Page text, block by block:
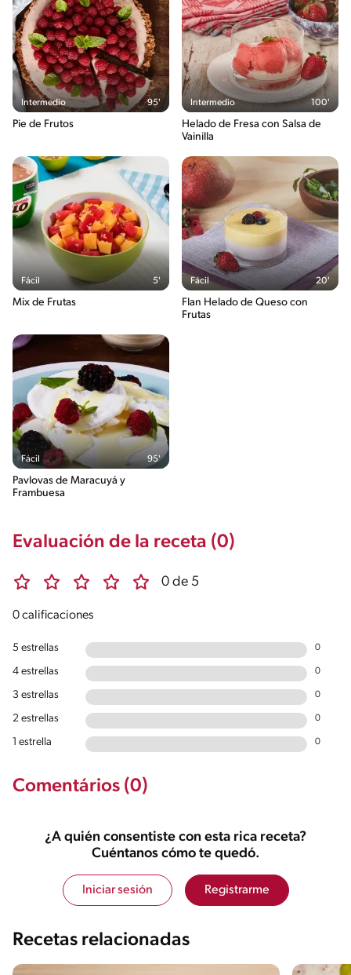
Intermedio 95'
Pie de Frutos
Intermedio 100'
Helado de Fresa con Salsa de
Vainilla
Fácil 5'
Mix de Frutas
Fácil 20'
Flan Helado de Queso con
Frutas
Fácil 95'
Pavlovas de Maracuyá y
Frambuesa
Evaluación de la receta (0)
0 de 5
0 calificaciones
5 estrellas 0
4 estrellas 0
3 estrellas 0
2 estrellas 0
1 estrella 0
Comentários (0)
¿A quién consentiste con esta rica receta?
Cuéntanos cómo te quedó.
Iniciar sesión Registrarme
Recetas relacionadas